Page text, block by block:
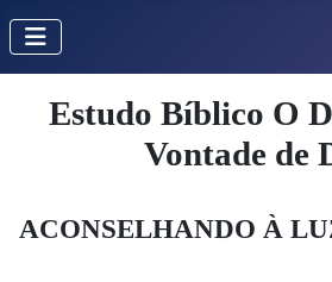
Estudo Bíblico O
Vontade de
ACONSELHANDO À